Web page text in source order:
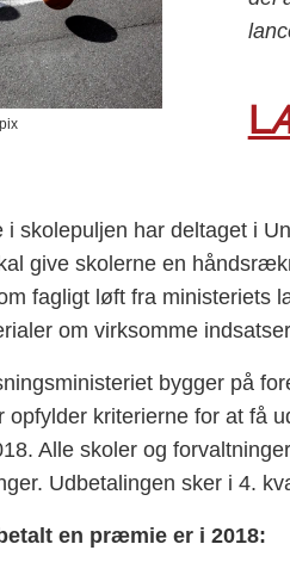
i skolepuljen har deltaget i
give skolerne en
fagligt løft fra ministeriets
om virksomme
bygger på
opfylder kriterierne for at få
Alle skoler og
Udbetalingen sker i 4.
en præmie er i 2018: